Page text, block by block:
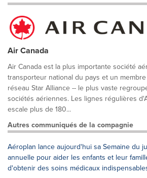
Air Canada
Air Canada est la plus importante société
transporteur national du pays et un
réseau Star Alliance -- le plus vaste
sociétés aériennes. Les lignes régulières
escale plus de 180...
Autres communiqués de la compagnie
Aéroplan lance aujourd'hui sa Semaine du
annuelle pour aider les enfants et leur
d'obtenir des soins médicaux